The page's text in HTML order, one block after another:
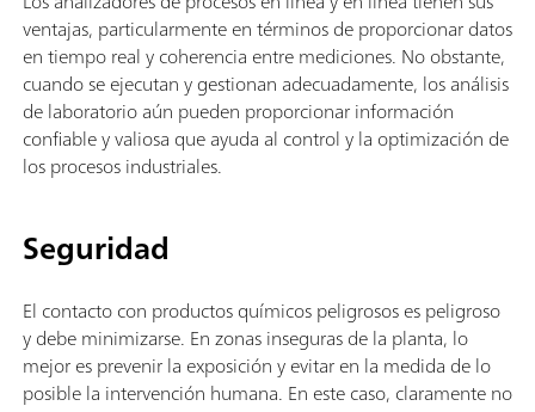
ventajas, particularmente en términos de proporcionar datos
en tiempo real y coherencia entre mediciones. No obstante,
cuando se ejecutan y gestionan adecuadamente, los análisis
de laboratorio aún pueden proporcionar información
confiable y valiosa que ayuda al control y la optimización de
los procesos industriales.
Seguridad
El contacto con productos químicos peligrosos es peligroso
y debe minimizarse. En zonas inseguras de la planta, lo
mejor es prevenir la exposición y evitar en la medida de lo
posible la intervención humana. En este caso, claramente no